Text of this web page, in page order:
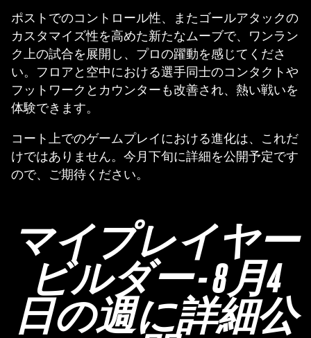
ポストでのコントロール性、またゴールアタックの
カスタマイズ性を高めた新たなムーブで、ワンラン
ク上の試合を展開し、プロの躍動を感じてくださ
い。フロアと空中における選手同士のコンタクトや
フットワークとカウンターも改善され、熱い戦いを
体験できます。
コート上でのゲームプレイにおける進化は、これだ
けではありません。今月下旬に詳細を公開予定です
ので、ご期待ください。
マイプレイヤー
ビルダー - 8月4
日の週に詳細公